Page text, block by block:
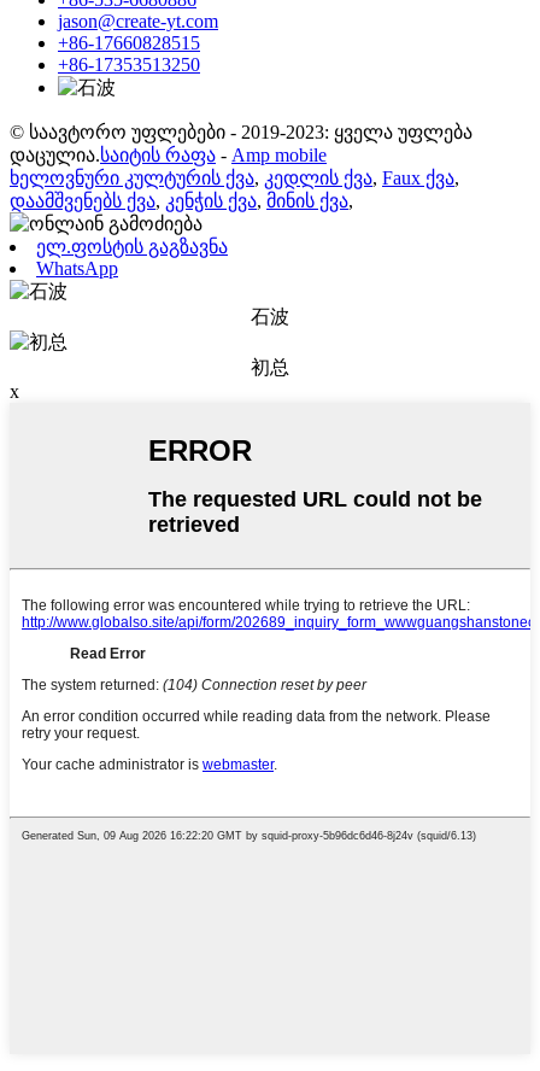
jason@create-yt.com
+86-17660828515
+86-17353513250
© საავტორო უფლებები - 2019-2023: ყველა უფლება
დაცულია.საიტის რაფა - Amp mobile
ხელოვნური კულტურის ქვა, კედლის ქვა, Faux ქვა,
დაამშვენებს ქვა, კენჭის ქვა, მინის ქვა,
ელ.ფოსტის გაგზავნა
WhatsApp
石波
初总
x